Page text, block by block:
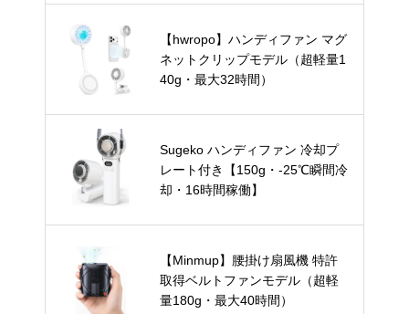
【hwropo】ハンディファン マグ
ネットクリップモデル（超軽量1
40g・最大32時間）
Sugeko ハンディファン 冷却プ
レート付き【150g・-25℃瞬間冷
却・16時間稼働】
【Minmup】腰掛け扇風機 特許
取得ベルトファンモデル（超軽
量180g・最大40時間）